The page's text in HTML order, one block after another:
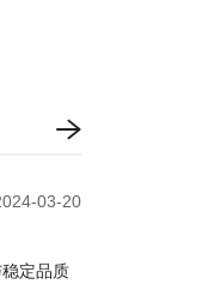
03-20
定品质